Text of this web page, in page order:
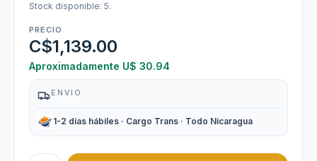
PRECIO
C$1,139.00
Aproximadamente U$ 30.94
ENVIO
1-2 días hábiles · Cargo Trans · Todo Nicaragua
Stock disponible: 5.